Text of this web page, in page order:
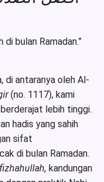
bulan Ramadan.”
di antaranya oleh Al-
(no. 1117), kami
lebih tinggi.
hadis yang sahih
sifat
kandungan